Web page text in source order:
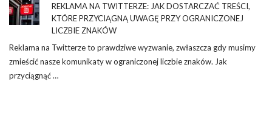
REKLAMA NA TWITTERZE: JAK DOSTARCZAĆ TREŚCI,
KTÓRE PRZYCIĄGNĄ UWAGĘ PRZY OGRANICZONEJ
LICZBIE ZNAKÓW
Reklama na Twitterze to prawdziwe wyzwanie, zwłaszcza gdy musimy
zmieścić nasze komunikaty w ograniczonej liczbie znaków. Jak
przyciągnąć …